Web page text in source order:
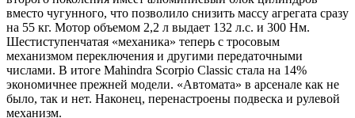
вместо чугунного, что позволило снизить массу агрегата сразу
на 55 кг. Мотор объемом 2,2 л выдает 132 л.с. и 300 Нм.
Шестиступенчатая «механика» теперь с тросовым
механизмом переключения и другими передаточными
числами. В итоге Mahindra Scorpio Classic стала на 14%
экономичнее прежней модели. «Автомата» в арсенале как не
было, так и нет. Наконец, перенастроены подвеска и рулевой
механизм.